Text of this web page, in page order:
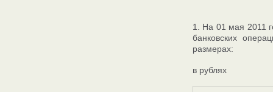
1. На 01 мая 2011
банковских
размерах:
в рублях